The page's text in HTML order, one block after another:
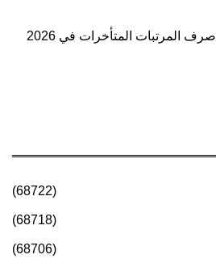
صرف المرتبات المتأخرات في 2026
(68722)
(68718)
(68706)